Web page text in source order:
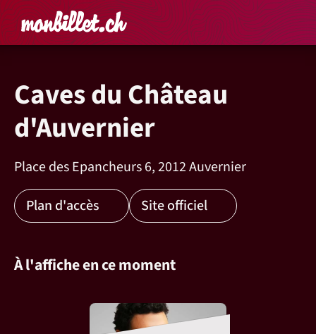
Accueil Rechercher un
Panier
Caves du Château
d'Auvernier
Place des Epancheurs 6, 2012 Auvernier
Plan d'accès
Site officiel
À l'affiche en ce moment